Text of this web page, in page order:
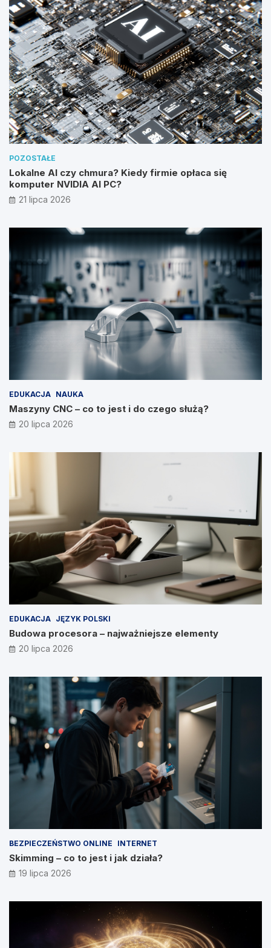
POZOSTAŁE
Lokalne AI czy chmura? Kiedy firmie opłaca się
komputer NVIDIA AI PC?
21 lipca 2026
EDUKACJA NAUKA
Maszyny CNC – co to jest i do czego służą?
20 lipca 2026
EDUKACJA JĘZYK POLSKI
Budowa procesora – najważniejsze elementy
20 lipca 2026
BEZPIECZEŃSTWO ONLINE INTERNET
Skimming – co to jest i jak działa?
19 lipca 2026